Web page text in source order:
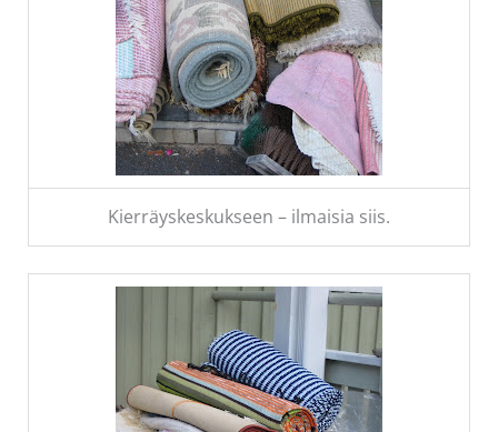
Kierräyskeskukseen – ilmaisia siis.